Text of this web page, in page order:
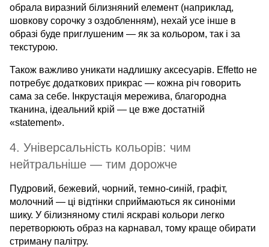
обрала виразний білизняний елемент (наприклад,
шовкову сорочку з оздобленням), нехай усе інше в
образі буде приглушеним — як за кольором, так і за
текстурою.
Також важливо уникати надлишку аксесуарів. Effetto не
потребує додаткових прикрас — кожна річ говорить
сама за себе. Інкрустація мережива, благородна
тканина, ідеальний крій — це вже достатній
«statement».
4. Універсальність кольорів: чим
нейтральніше — тим дорожче
Пудровий, бежевий, чорний, темно-синій, графіт,
молочний — ці відтінки сприймаються як синоніми
шику. У білизняному стилі яскраві кольори легко
перетворюють образ на карнавал, тому краще обирати
стриману палітру.